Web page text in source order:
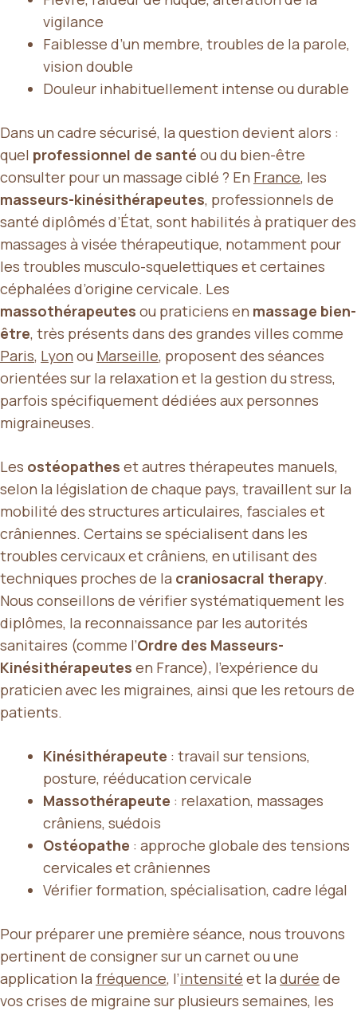
vigilance
Faiblesse d’un membre, troubles de la parole,
vision double
Douleur inhabituellement intense ou durable
Dans un cadre sécurisé, la question devient alors :
quel professionnel de santé ou du bien-être
consulter pour un massage ciblé ? En France, les
masseurs-kinésithérapeutes, professionnels de
santé diplômés d’État, sont habilités à pratiquer des
massages à visée thérapeutique, notamment pour
les troubles musculo-squelettiques et certaines
céphalées d’origine cervicale. Les
massothérapeutes ou praticiens en massage bien-
être, très présents dans des grandes villes comme
Paris, Lyon ou Marseille, proposent des séances
orientées sur la relaxation et la gestion du stress,
parfois spécifiquement dédiées aux personnes
migraineuses.
Les ostéopathes et autres thérapeutes manuels,
selon la législation de chaque pays, travaillent sur la
mobilité des structures articulaires, fasciales et
crâniennes. Certains se spécialisent dans les
troubles cervicaux et crâniens, en utilisant des
techniques proches de la craniosacral therapy.
Nous conseillons de vérifier systématiquement les
diplômes, la reconnaissance par les autorités
sanitaires (comme l’Ordre des Masseurs-
Kinésithérapeutes en France), l’expérience du
praticien avec les migraines, ainsi que les retours de
patients.
Kinésithérapeute : travail sur tensions,
posture, rééducation cervicale
Massothérapeute : relaxation, massages
crâniens, suédois
Ostéopathe : approche globale des tensions
cervicales et crâniennes
Vérifier formation, spécialisation, cadre légal
Pour préparer une première séance, nous trouvons
pertinent de consigner sur un carnet ou une
application la fréquence, l’intensité et la durée de
vos crises de migraine sur plusieurs semaines, les